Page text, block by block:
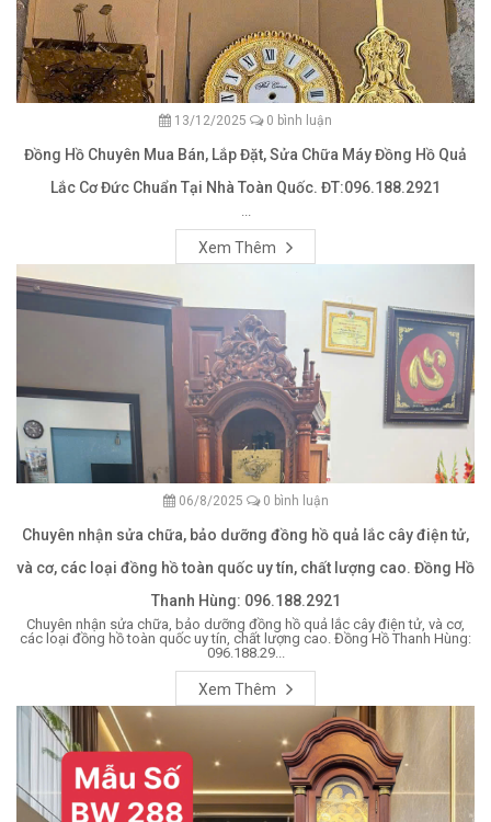
13/12/2025 0 bình luận
Đồng Hồ Chuyên Mua Bán, Lắp Đặt, Sửa Chữa Máy Đồng Hồ Quả
Lắc Cơ Đức Chuẩn Tại Nhà Toàn Quốc. ĐT:096.188.2921
Xem Thêm
06/8/2025 0 bình luận
Chuyên nhận sửa chữa, bảo dưỡng đồng hồ quả lắc cây điện tử,
và cơ, các loại đồng hồ toàn quốc uy tín, chất lượng cao. Đồng Hồ
Thanh Hùng: 096.188.2921
Chuyên nhận sửa chữa, bảo dưỡng đồng hồ quả lắc cây điện tử, và cơ,
các loại đồng hồ toàn quốc uy tín, chất lượng cao. Đồng Hồ Thanh Hùng:
096.188.29...
Xem Thêm